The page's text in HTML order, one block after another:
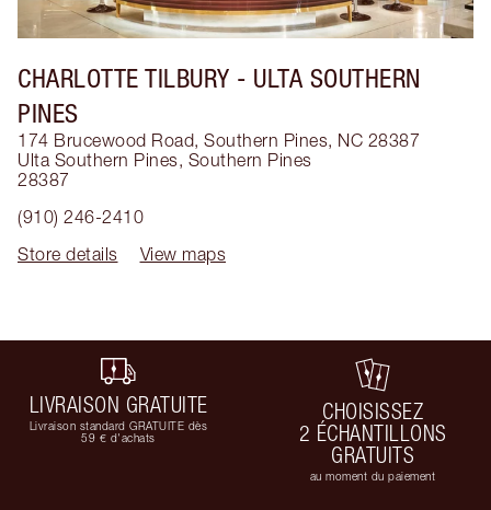
CHARLOTTE TILBURY - ULTA SOUTHERN
PINES
174 Brucewood Road, Southern Pines, NC 28387
Ulta Southern Pines, Southern Pines
28387
(910) 246-2410
Store details
View maps
LIVRAISON GRATUITE
Livraison standard GRATUITE dès
59 € d'achats
CHOISISSEZ
2 ÉCHANTILLONS
GRATUITS
au moment du paiement